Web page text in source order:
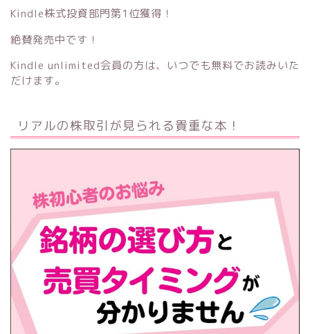
Kindle株式投資部門第1位獲得！
絶賛発売中です！
Kindle unlimited会員の方は、いつでも無料でお読みいた
だけます。
リアルの株取引が見られる貴重な本！